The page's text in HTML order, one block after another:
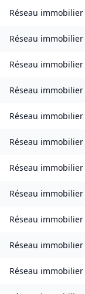
Réseau immobilier
Réseau immobilier
Réseau immobilier
Réseau immobilier
Réseau immobilier
Réseau immobilier
Réseau immobilier
Réseau immobilier
Réseau immobilier
Réseau immobilier
Réseau immobilier